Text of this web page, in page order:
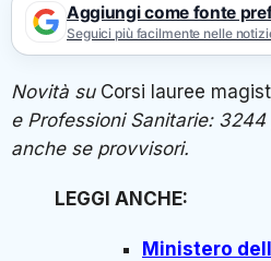
Aggiungi come fonte
Seguici più facilmente nelle
Novità su Corsi lauree
e Professioni Sanitarie:
anche se provvisori.
LEGGI ANCHE:
Ministero